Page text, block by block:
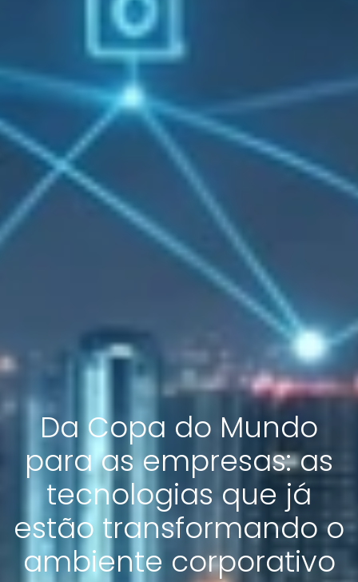
Da Copa do Mundo
para as empresas: as
tecnologias que já
estão transformando o
ambiente corporativo